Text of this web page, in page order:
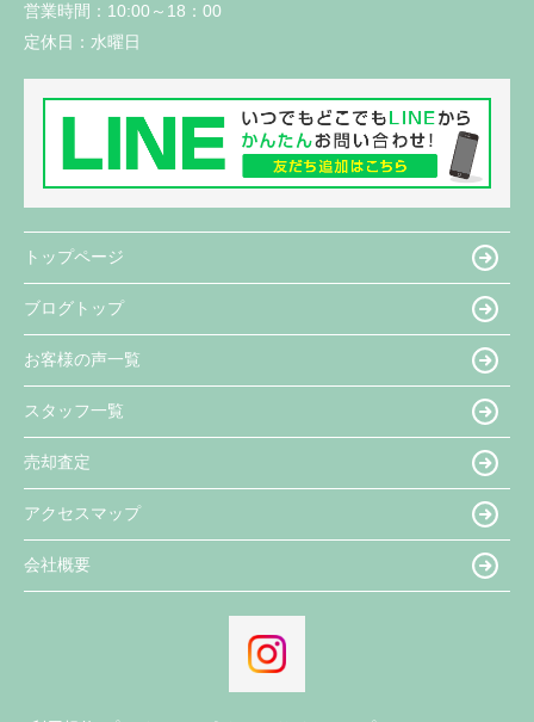
営業時間： 10:00～18：00
定休日： 水曜日
トップページ
ブログトップ
お客様の声一覧
スタッフ一覧
売却査定
アクセスマップ
会社概要